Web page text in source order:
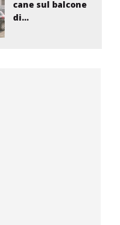
cane sul balcone
di...